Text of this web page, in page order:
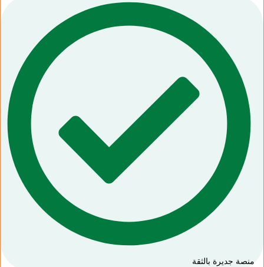
منصة جديرة بالثقة